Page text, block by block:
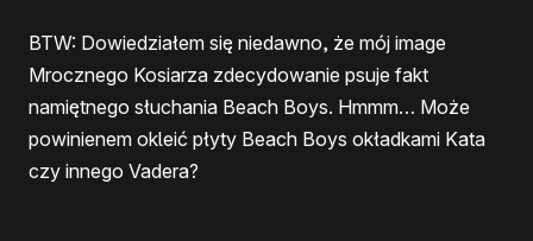
BTW: Dowiedziałem się niedawno, że mój image
Mrocznego Kosiarza zdecydowanie psuje fakt
namiętnego słuchania Beach Boys. Hmmm… Może
powinienem okleić płyty Beach Boys okładkami Kata
czy innego Vadera?